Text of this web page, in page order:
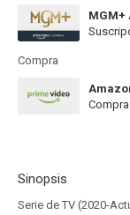
MGM+
Compra
Sinopsis
Serie de TV (2020-